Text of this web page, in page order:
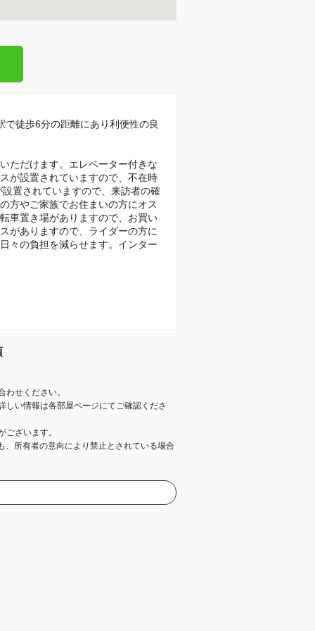
徒歩6分の距離にあり利便性の良
ただけます。エレベーター付きな
が設置されていますので、不在時
置されていますので、来訪者の確
方やご家族でお住まいの方にオス
車置き場がありますので、お買い
がありますので、ライダーの方に
々の負担を減らせます。インター
せください。
い情報は各部屋ページにてご確認くださ
ざいます。
所有者の意向により禁止とされている場合